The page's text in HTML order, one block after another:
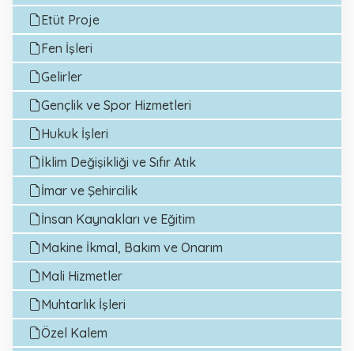
Etüt Proje
Fen İşleri
Gelirler
Gençlik ve Spor Hizmetleri
Hukuk İşleri
İklim Değişikliği ve Sıfır Atık
İmar ve Şehircilik
İnsan Kaynakları ve Eğitim
Makine İkmal, Bakım ve Onarım
Mali Hizmetler
Muhtarlık İşleri
Özel Kalem